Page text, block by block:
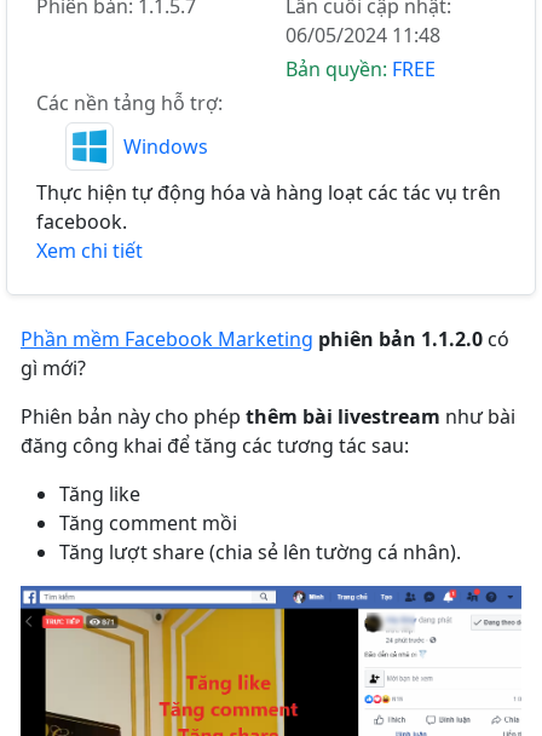
Phiên bản: 1.1.5.7
Lần cuối cập nhật:
06/05/2024 11:48
Bản quyền: FREE
Các nền tảng hỗ trợ:
Windows
Thực hiện tự động hóa và hàng loạt các tác vụ trên
facebook.
Xem chi tiết
Phần mềm Facebook Marketing phiên bản 1.1.2.0 có
gì mới?
Phiên bản này cho phép thêm bài livestream như bài
đăng công khai để tăng các tương tác sau:
Tăng like
Tăng comment mồi
Tăng lượt share (chia sẻ lên tường cá nhân).